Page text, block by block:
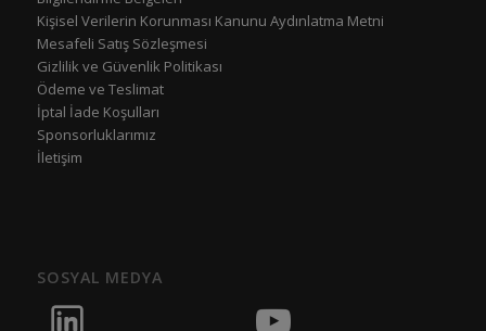
Kişisel Verilerin Korunması Kanunu Aydınlatma Metni
Mesafeli Satış Sözleşmesi
Gizlilik ve Güvenlik Politikası
Ödeme ve Teslimat
İptal İade Koşulları
Sponsorluklarımız
İletişim
SOSYAL MEDYA